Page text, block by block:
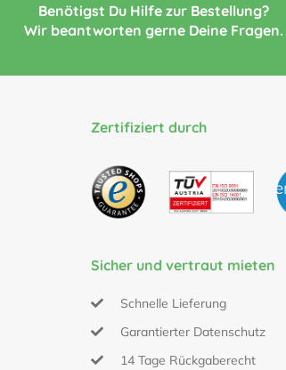
Benötigst Du Hilfe zur Bestellung?
Wir beantworten gerne Deine Fragen.
Zertifiziert durch
Sicher und vertraut mieten
Schnelle Lieferung
Garantierter Datenschutz
14 Tage Rückgaberecht